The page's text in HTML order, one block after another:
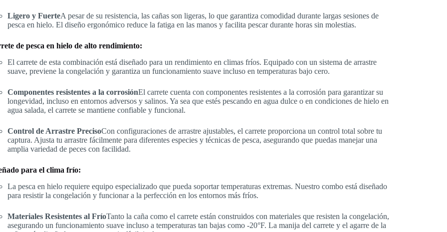
Ligero y FuerteA pesar de su resistencia, las cañas son ligeras, lo que garantiza comodidad durante largas sesiones de
pesca en hielo. El diseño ergonómico reduce la fatiga en las manos y facilita pescar durante horas sin molestias.
de pesca en hielo de alto rendimiento:
El carrete de esta combinación está diseñado para un rendimiento en climas fríos. Equipado con un sistema de arrastre
suave, previene la congelación y garantiza un funcionamiento suave incluso en temperaturas bajo cero.
Componentes resistentes a la corrosiónEl carrete cuenta con componentes resistentes a la corrosión para garantizar su
longevidad, incluso en entornos adversos y salinos. Ya sea que estés pescando en agua dulce o en condiciones de hielo en
agua salada, el carrete se mantiene confiable y funcional.
Control de Arrastre PrecisoCon configuraciones de arrastre ajustables, el carrete proporciona un control total sobre tu
captura. Ajusta tu arrastre fácilmente para diferentes especies y técnicas de pesca, asegurando que puedas manejar una
amplia variedad de peces con facilidad.
para el clima frío:
La pesca en hielo requiere equipo especializado que pueda soportar temperaturas extremas. Nuestro combo está diseñado
para resistir la congelación y funcionar a la perfección en los entornos más fríos.
Materiales Resistentes al FríoTanto la caña como el carrete están construidos con materiales que resisten la congelación,
asegurando un funcionamiento suave incluso a temperaturas tan bajas como -20°F. La manija del carrete y el agarre de la